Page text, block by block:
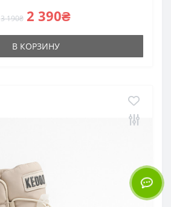
3 190₴ 2 390₴
В КОРЗИНУ